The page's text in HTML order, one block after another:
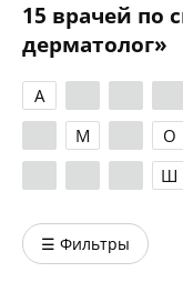
15 врачей по
дерматолог»
А
М О
Ш
☰ Фильтры